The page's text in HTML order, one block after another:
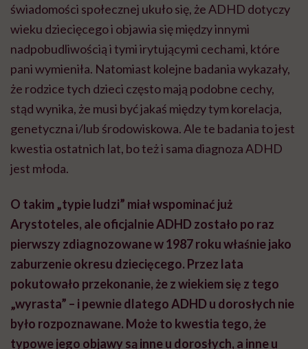
świadomości społecznej ukuło się, że ADHD dotyczy
wieku dziecięcego i objawia się między innymi
nadpobudliwością i tymi irytującymi cechami, które
pani wymieniła. Natomiast kolejne badania wykazały,
że rodzice tych dzieci często mają podobne cechy,
stąd wynika, że musi być jakaś między tym korelacja,
genetyczna i/lub środowiskowa. Ale te badania to jest
kwestia ostatnich lat, bo też i sama diagnoza ADHD
jest młoda.
O takim „typie ludzi” miał wspominać już
Arystoteles, ale oficjalnie ADHD zostało po raz
pierwszy zdiagnozowane w 1987 roku właśnie jako
zaburzenie okresu dziecięcego. Przez lata
pokutowało przekonanie, że z wiekiem się z tego
„wyrasta” – i pewnie dlatego ADHD u dorosłych nie
było rozpoznawane. Może to kwestia tego, że
typowe jego objawy są inne u dorosłych, a inne u